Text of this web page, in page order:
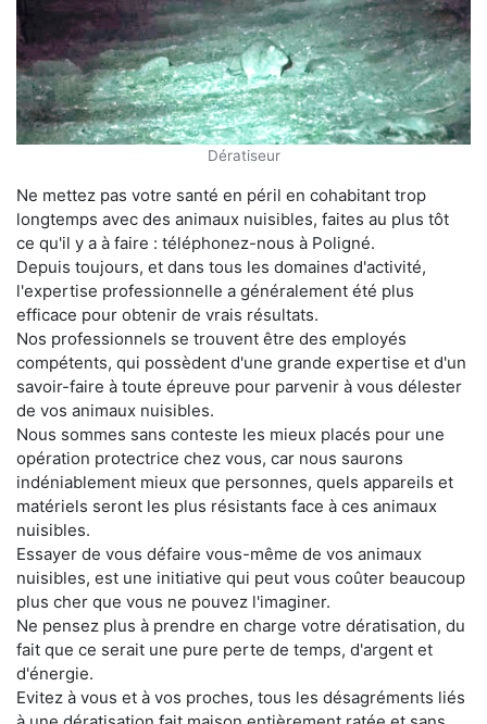
Dératiseur
Ne mettez pas votre santé en péril en cohabitant trop
longtemps avec des animaux nuisibles, faites au plus tôt
ce qu'il y a à faire : téléphonez-nous à Poligné.
Depuis toujours, et dans tous les domaines d'activité,
l'expertise professionnelle a généralement été plus
efficace pour obtenir de vrais résultats.
Nos professionnels se trouvent être des employés
compétents, qui possèdent d'une grande expertise et d'un
savoir-faire à toute épreuve pour parvenir à vous délester
de vos animaux nuisibles.
Nous sommes sans conteste les mieux placés pour une
opération protectrice chez vous, car nous saurons
indéniablement mieux que personnes, quels appareils et
matériels seront les plus résistants face à ces animaux
nuisibles.
Essayer de vous défaire vous-même de vos animaux
nuisibles, est une initiative qui peut vous coûter beaucoup
plus cher que vous ne pouvez l'imaginer.
Ne pensez plus à prendre en charge votre dératisation, du
fait que ce serait une pure perte de temps, d'argent et
d'énergie.
Evitez à vous et à vos proches, tous les désagréments liés